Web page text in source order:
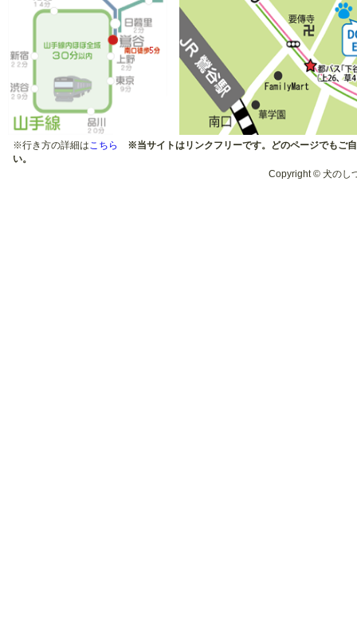
※行き方の詳細はこちら
※当サイトはリンクフリーです。どのページでもご
い。
Copyright © 犬のし